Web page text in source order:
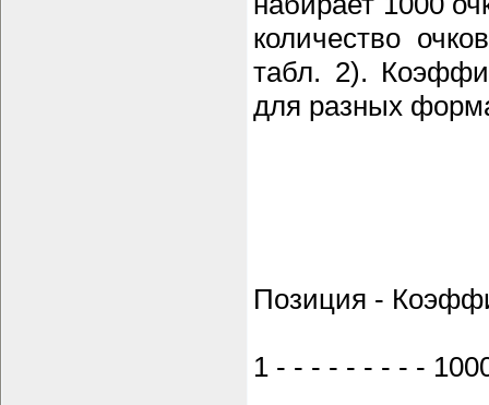
количество
табл. 2).
для разных
Позиция -
1 - - - - - - - - -